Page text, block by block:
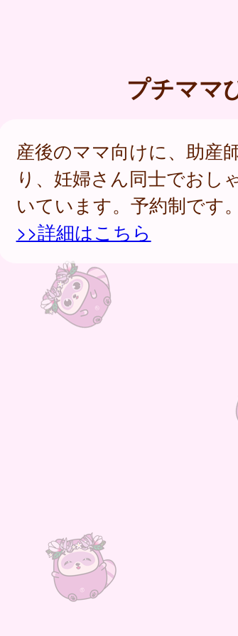
プチママ
産後のママ向けに、助産
り、妊婦さん同士でおし
いています。予約制です。
>>詳細はこちら